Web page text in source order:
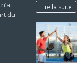
du
Lire la suite